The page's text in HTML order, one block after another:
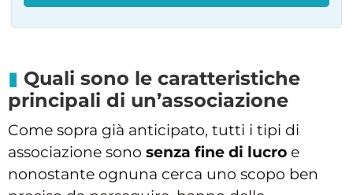
Quali sono le caratteristiche
principali di un’associazione
Come sopra già anticipato, tutti i tipi di
associazione sono senza fine di lucro e
nonostante ognuna cerca uno scopo ben